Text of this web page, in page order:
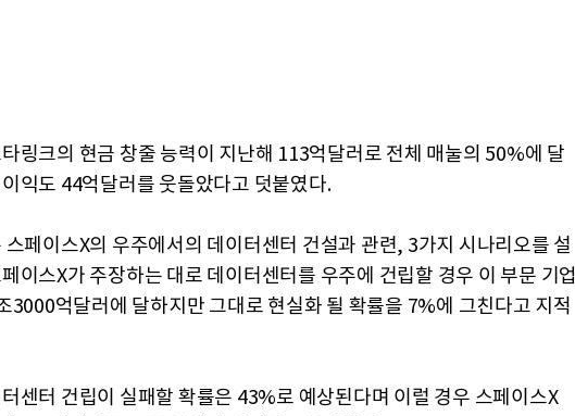
링크의 현금 창줄 능력이 지난해 113억달러로 전체 매눌의 50%에 달
익도 44억달러를 웃돌았다고 덧붙였다.
스페이스X의 우주에서의 데이터센터 건설과 관련, 3가지 시나리오를 설
이스X가 주장하는 대로 데이터센터를 우주에 건립할 경우 이 부문 기업
3000억달러에 달하지만 그대로 현실화 될 확률을 7%에 그친다고 지적
센터 건립이 실패할 확률은 43%로 예상된다며 이럴 경우 스페이스X